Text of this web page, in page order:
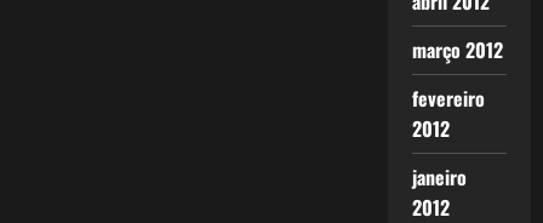
março 2012
fevereiro
2012
janeiro
2012